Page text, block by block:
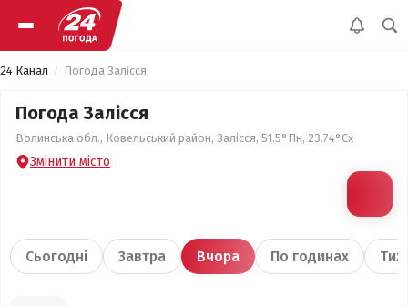
24 Канал Погода Залісся
Погода Залісся
Волинська обл., Ковельський район, Залісся, 51.5°Пн, 23.74°Сх
Змінити місто
Сьогодні Завтра Вчора По годинах